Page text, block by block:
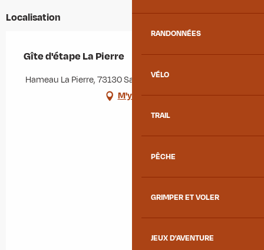
RANDONNÉES
VÉLO
TRAIL
PÊCHE
GRIMPER ET VOLER
JEUX D'AVENTURE
Localisation
Gîte d'étape La Pierre
Hameau La Pierre, 73130 Saint-Colomban-des-Villards
M'y rendre